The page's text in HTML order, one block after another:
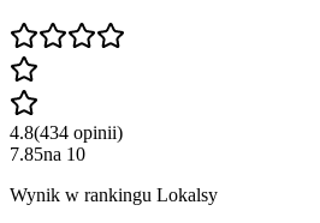
4.8(434 opinii)
7.85na 10
Wynik w rankingu Lokalsy